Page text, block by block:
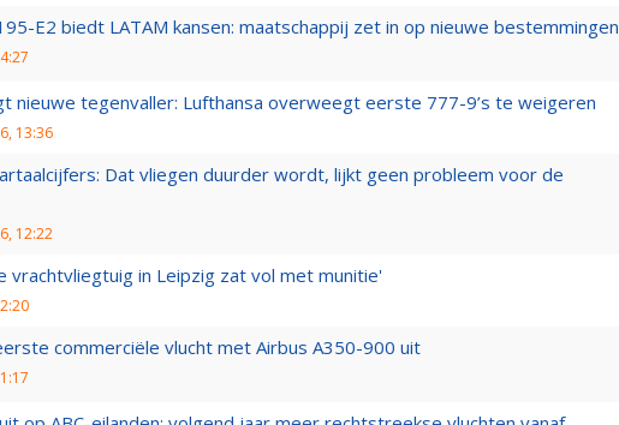
E2 biedt LATAM kansen: maatschappij zet in op nieuwe bestemmingen
nieuwe tegenvaller: Lufthansa overweegt eerste 777-9’s te weigeren
13:36
Dat vliegen duurder wordt, lijkt geen probleem voor de
12:22
vrachtvliegtuig in Leipzig zat vol met munitie'
commerciële vlucht met Airbus A350-900 uit